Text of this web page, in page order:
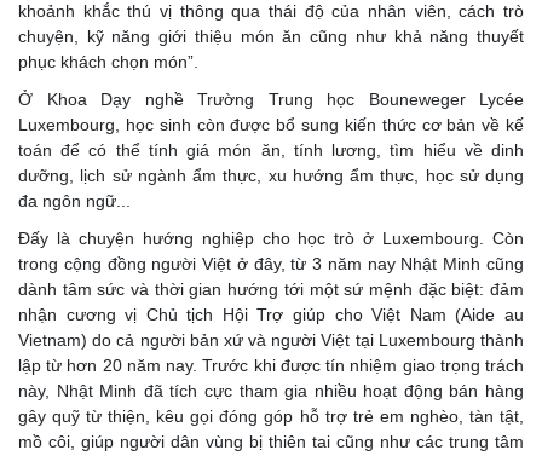
khoảnh khắc thú vị thông qua thái độ của nhân viên, cách trò
chuyện, kỹ năng giới thiệu món ăn cũng như khả năng thuyết
phục khách chọn món”.
Ở Khoa Dạy nghề Trường Trung học Bouneweger Lycée
Luxembourg, học sinh còn được bổ sung kiến thức cơ bản về kế
toán để có thể tính giá món ăn, tính lương, tìm hiểu về dinh
dưỡng, lịch sử ngành ẩm thực, xu hướng ẩm thực, học sử dụng
đa ngôn ngữ...
Đấy là chuyện hướng nghiệp cho học trò ở Luxembourg. Còn
trong cộng đồng người Việt ở đây, từ 3 năm nay Nhật Minh cũng
dành tâm sức và thời gian hướng tới một sứ mệnh đặc biệt: đảm
nhận cương vị Chủ tịch Hội Trợ giúp cho Việt Nam (Aide au
Vietnam) do cả người bản xứ và người Việt tại Luxembourg thành
lập từ hơn 20 năm nay. Trước khi được tín nhiệm giao trọng trách
này, Nhật Minh đã tích cực tham gia nhiều hoạt động bán hàng
gây quỹ từ thiện, kêu gọi đóng góp hỗ trợ trẻ em nghèo, tàn tật,
mồ côi, giúp người dân vùng bị thiên tai cũng như các trung tâm